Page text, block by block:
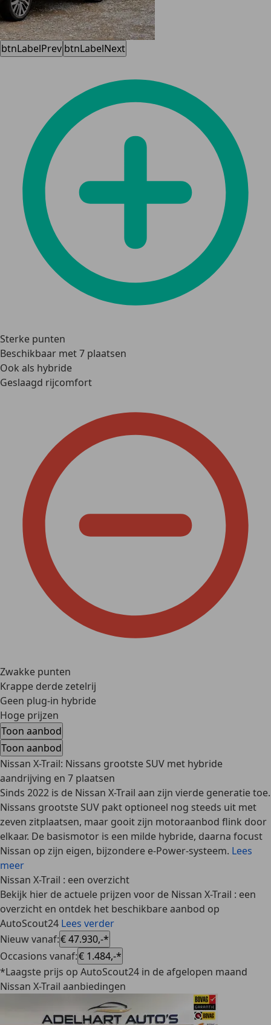
btnLabelPrev btnLabelNext
Sterke punten
Beschikbaar met 7 plaatsen
Ook als hybride
Geslaagd rijcomfort
Zwakke punten
Krappe derde zetelrij
Geen plug-in hybride
Hoge prijzen
Toon aanbod
Toon aanbod
Nissan X-Trail: Nissans grootste SUV met hybride
aandrijving en 7 plaatsen
Sinds 2022 is de Nissan X-Trail aan zijn vierde generatie toe.
Nissans grootste SUV pakt optioneel nog steeds uit met
zeven zitplaatsen, maar gooit zijn motoraanbod flink door
elkaar. De basismotor is een milde hybride, daarna focust
Nissan op zijn eigen, bijzondere e-Power-systeem. Lees
meer
Nissan X-Trail : een overzicht
Bekijk hier de actuele prijzen voor de Nissan X-Trail : een
overzicht en ontdek het beschikbare aanbod op
AutoScout24 Lees verder
Nieuw vanaf:€ 47.930,-*
Occasions vanaf:€ 1.484,-*
*Laagste prijs op AutoScout24 in de afgelopen maand
Nissan X-Trail aanbiedingen